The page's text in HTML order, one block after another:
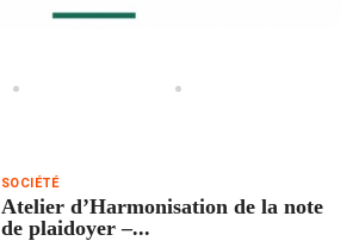
SOCIÉTÉ
Atelier d’Harmonisation de la note
de plaidoyer –...